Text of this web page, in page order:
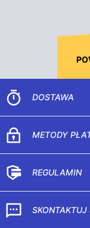
DOSTAWA
METODY
REGULAMIN